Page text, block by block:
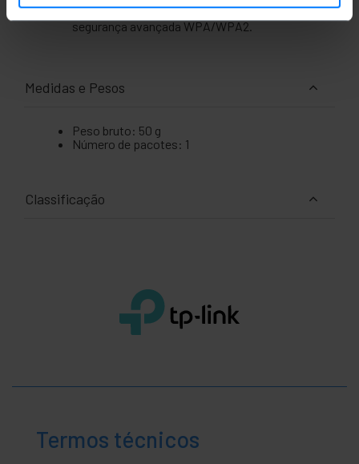
Recursos: Tecnologia MU-MIMO, tecnologia de
segurança avançada WPA/WPA2.
Medidas e Pesos
Peso bruto: 50 g
Número de pacotes: 1
Classificação
Termos técnicos